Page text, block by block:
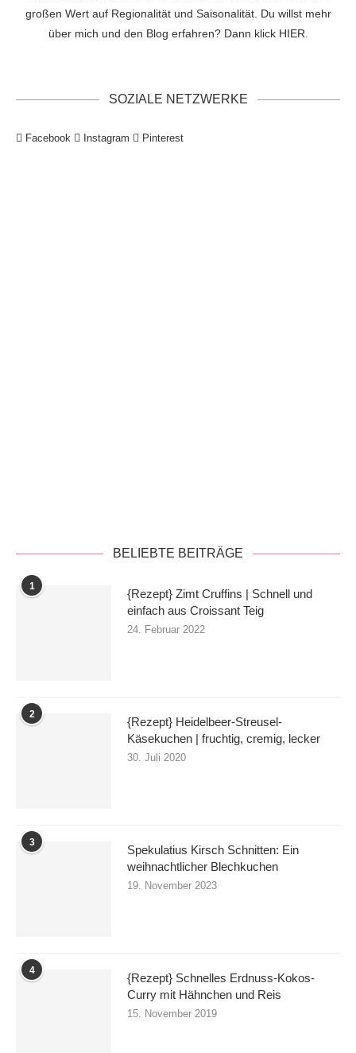
großen Wert auf Regionalität und Saisonalität. Du willst mehr
über mich und den Blog erfahren? Dann klick HIER
SOZIALE NETZWERKE
Facebook Instagram Pinterest
BELIEBTE BEITRÄGE
1
{Rezept} Zimt Cruffins | Schnell und
einfach aus Croissant Teig
24. Februar 2022
2
{Rezept} Heidelbeer-Streusel-
Käsekuchen | fruchtig, cremig, lecker
30. Juli 2020
3
Spekulatius Kirsch Schnitten: Ein
weihnachtlicher Blechkuchen
19. November 2023
4
{Rezept} Schnelles Erdnuss-Kokos-
Curry mit Hähnchen und Reis
15. November 2019